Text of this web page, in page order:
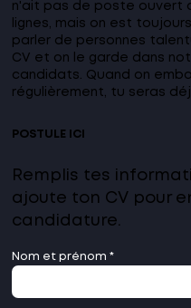
n'ait pas de poste ouvert
lignes, mais on est
parler de personnes
CV et on le garde dans
candidats. Quand on
régulièrement, tu seras
POSTULE ICI
Remplis tes
ajoute ton CV pour
candidature.
Nom et prénom